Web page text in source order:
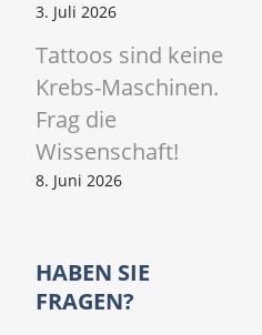
3. Juli 2026
Tattoos sind keine
Krebs-Maschinen.
Frag die
Wissenschaft!
8. Juni 2026
HABEN SIE
FRAGEN?